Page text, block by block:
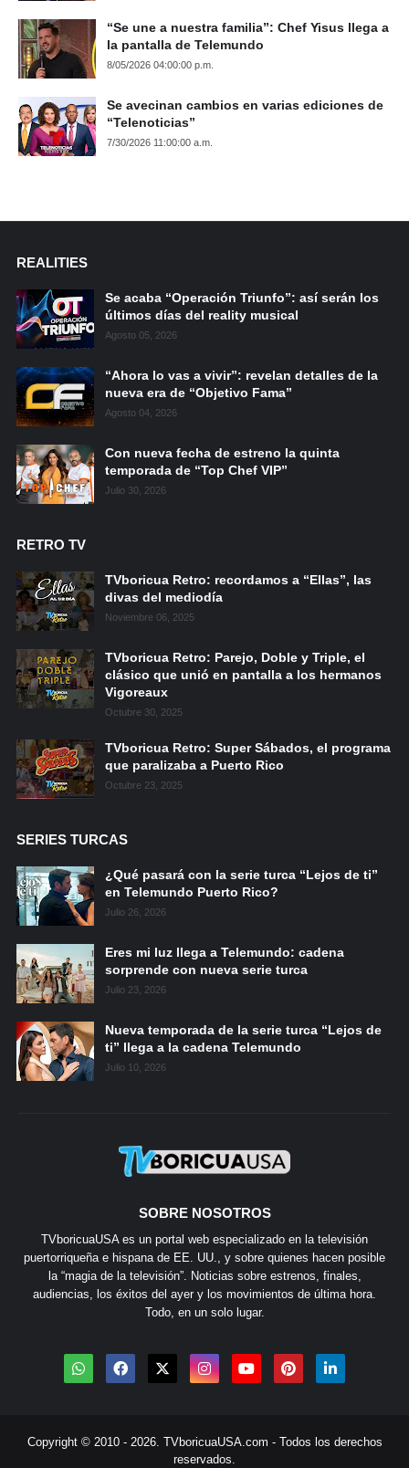
“Se une a nuestra familia”: Chef Yisus llega a
la pantalla de Telemundo
8/05/2026 04:00:00 p.m.
Se avecinan cambios en varias ediciones de
“Telenoticias”
7/30/2026 11:00:00 a.m.
REALITIES
Se acaba “Operación Triunfo”: así serán los
últimos días del reality musical
Agosto 05, 2026
“Ahora lo vas a vivir”: revelan detalles de la
nueva era de “Objetivo Fama”
Agosto 04, 2026
Con nueva fecha de estreno la quinta
temporada de “Top Chef VIP”
Julio 30, 2026
RETRO TV
TVboricua Retro: recordamos a “Ellas”, las
divas del mediodía
Noviembre 06, 2025
TVboricua Retro: Parejo, Doble y Triple, el
clásico que unió en pantalla a los hermanos
Vigoreaux
Octubre 30, 2025
TVboricua Retro: Super Sábados, el programa
que paralizaba a Puerto Rico
Octubre 23, 2025
SERIES TURCAS
¿Qué pasará con la serie turca “Lejos de ti”
en Telemundo Puerto Rico?
Julio 26, 2026
Eres mi luz llega a Telemundo: cadena
sorprende con nueva serie turca
Julio 23, 2026
Nueva temporada de la serie turca “Lejos de
ti” llega a la cadena Telemundo
Julio 10, 2026
SOBRE NOSOTROS
TVboricuaUSA es un portal web especializado en la televisión
puertorriqueña e hispana de EE. UU., y sobre quienes hacen posible
la “magia de la televisión”. Noticias sobre estrenos, finales,
audiencias, los éxitos del ayer y los movimientos de última hora.
Todo, en un solo lugar.
Copyright © 2010 - 2026. TVboricuaUSA.com - Todos los derechos
reservados.